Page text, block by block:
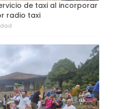
de taxi al incorporar
radio taxi